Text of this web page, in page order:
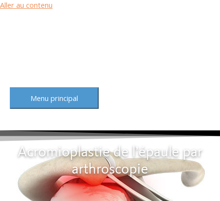
Aller au contenu
Menu principal
Acromioplastie de l’épaule par
arthroscopie